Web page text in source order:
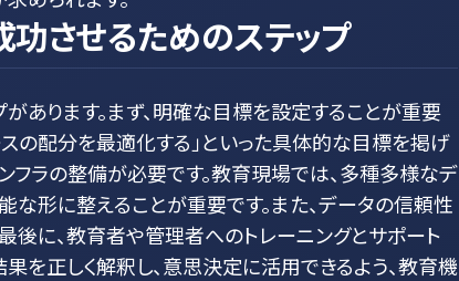
させるためのステップ
あります。まず、明確な目標を設定することが重要
スの配分を最適化する」といった具体的な目標を掲げ
フラの整備が必要です。教育現場では、多種多様なデ
形に整えることが重要です。また、データの信頼性
後に、教育者や管理者へのトレーニングとサポート
を正しく解釈し、意思決定に活用できるよう、教育機